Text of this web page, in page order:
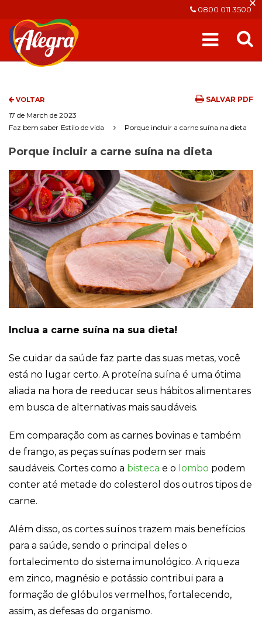
0800 011 3500
VOLTAR
SALVAR PDF
17 de March de 2023
Faz bem saber Estilo de vida Porque incluir a carne suína na dieta
Porque incluir a carne suína na dieta
Inclua a carne suína na sua dieta!
Se cuidar da saúde faz parte das suas metas, você
está no lugar certo. A proteína suína é uma ótima
aliada na hora de reeducar seus hábitos alimentares
em busca de alternativas mais saudáveis.
Em comparação com as carnes bovinas e também
de frango, as peças suínas podem ser mais
saudáveis. Cortes como a bisteca e o lombo podem
conter até metade do colesterol dos outros tipos de
carne.
Além disso, os cortes suínos trazem mais benefícios
para a saúde, sendo o principal deles o
fortalecimento do sistema imunológico. A riqueza
em zinco, magnésio e potássio contribui para a
formação de glóbulos vermelhos, fortalecendo,
assim, as defesas do organismo.
Cookies
Estes cookies
são necessários
para o
do site.
Eu aceito os
Cookies de
Funcionalidade
Para que
possamos
melhorar a
forma como o
Eu aceito os
Desempenho